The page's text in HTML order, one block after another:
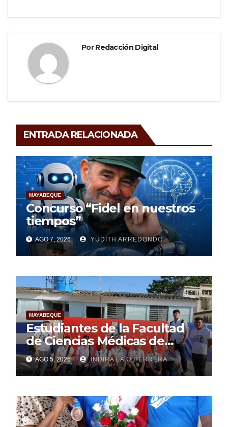
PorRedacción Digital
ENTRADA RELACIONADA
MAYABEQUE
Concurso “Fidel en nuestros
tiempos”
AGO 7, 2026 YUDITH ARREDONDO
MAYABEQUE
Estudiantes de la Facultad
de Ciencias Médicas de
Mayabeque realizan
pesquisa
AGO 5, 2026 INDIRA LA O HERRERA